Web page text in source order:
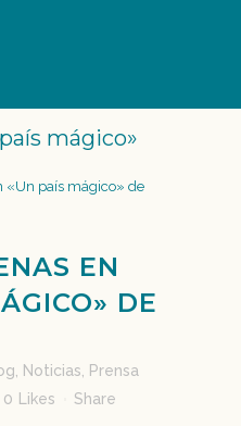
mágico»
«Un país mágico» de
EN
DE
Noticias
Prensa
0 Likes Share